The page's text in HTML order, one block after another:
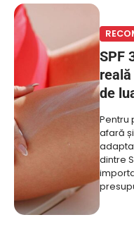
SPF
de
Pentru
afară
dintre